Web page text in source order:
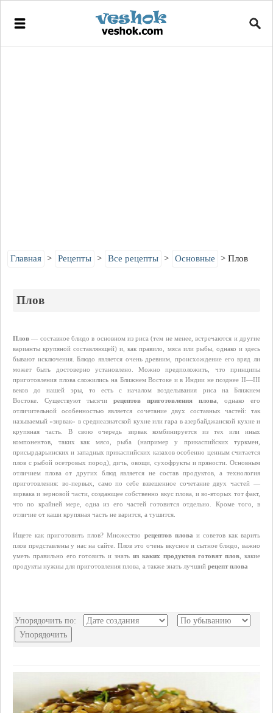
Главная Рецепты Все рецепты Основные Плов
Плов
Плов — составное блюдо в основном из риса (тем не менее, встречаются и другие
варианты крупяной составляющей) и, как правило, мяса или рыбы, однако и здесь
бывают исключения. Блюдо является очень древним, происхождение его вряд ли
может быть достоверно установлено. Можно предположить, что принципы
приготовления плова сложились на Ближнем Востоке и в Индии не позднее II—III
веков до нашей эры, то есть с началом возделывания риса на Ближнем
Востоке. Существуют тысячирецептов приготовления плова , однако его
отличительной особенностью является сочетание двух составных частей: так
называемый «зирвак» в среднеазиатской кухне или гара в азербайджанской кухне и
крупяная часть. В свою очередь зирвак комбинируется из тех или иных
компонентов, таких как мясо, рыба (например у прикаспийских туркмен,
присырдарьинских и западных прикаспийских казахов особенно ценным считается
плов с рыбой осетровых пород), дичь, овощи, сухофрукты и пряности. Основным
отличием плова от других блюд является не состав продуктов, а технология
приготовления: во-первых, само по себе взвешенное сочетание двух частей —
зирвака и зерновой части, создающее собственно вкус плова, и во-вторых тот факт,
что по крайней мере, одна из его частей готовится отдельно. Кроме того, в
отличие от каши крупяная часть не варится, а тушится.
Ищете как приготовить плов? Множество рецептов плова и советов как варить
плов представлены у нас на сайте. Плов это очень вкусное и сытное блюдо, важно
уметь правильно его готовить и знать из каких продуктов готовят плов , какие
продукты нужны для приготовления плова, а также знать лучший рецепт плова
Упорядочить по:
Упорядочить